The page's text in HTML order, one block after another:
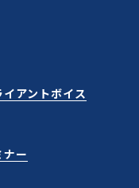
イアントボイス
ナー